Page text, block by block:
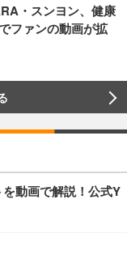
・スンヨン、健康
ファンの動画が拡
を動画で解説！公式Y